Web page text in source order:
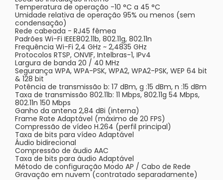
Temperatura de operação -10 °C a 45 °C
Umidade relativa de operação 95% ou menos (sem
condensação)
Rede cabeada - RJ45 fêmea
Padrões Wi-Fi IEEE802.11b, 802.11g, 802.11n
Frequência Wi-Fi 2,4 GHz ~ 2,4835 GHz
Protocolos RTSP, ONVIF, Intelbras-1, IPv4
Largura de banda 20 / 40 MHz
Segurança WPA, WPA-PSK, WPA2, WPA2-PSK, WEP 64 bit
& 128 bit
Potência de transmissão b: 17 dBm, g :15 dBm, n :15 dBm
Taxa de transmissão 802.11b: 11 Mbps, 802.11g 54 Mbps,
802.11n 150 Mbps
Ganho da antena 2,84 dBi (interna)
Frame Rate Adaptável (máximo de 20 FPS)
Compressão de vídeo H.264 (perfil principal)
Taxa de bits para vídeo Adaptável
Áudio bidirecional
Compressão de áudio AAC
Taxa de bits para áudio Adaptável
Método de configuração Modo AP / Cabo de Rede
Gravação em nuvem (contratado separadamente)